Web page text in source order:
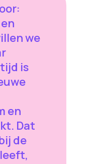
we
is
en
Dat
de